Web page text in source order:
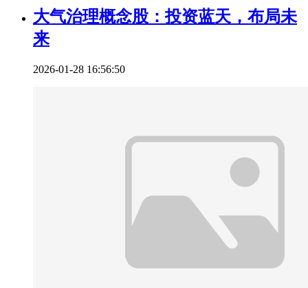
大气治理概念股：投资蓝天，布局未
来
2026-01-28 16:56:50